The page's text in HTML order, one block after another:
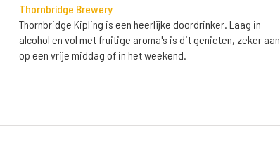
Thornbridge Brewery
Thornbridge Kipling is een heerlijke doordrinker. Laag in
alcohol en vol met fruitige aroma's is dit genieten, zeker aan
op een vrije middag of in het weekend.